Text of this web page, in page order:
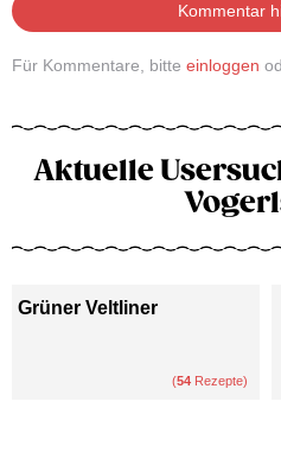
Kommentar
Für Kommentare, bitte einloggen
Aktuelle
Grüner Veltliner
(54 Rezepte)